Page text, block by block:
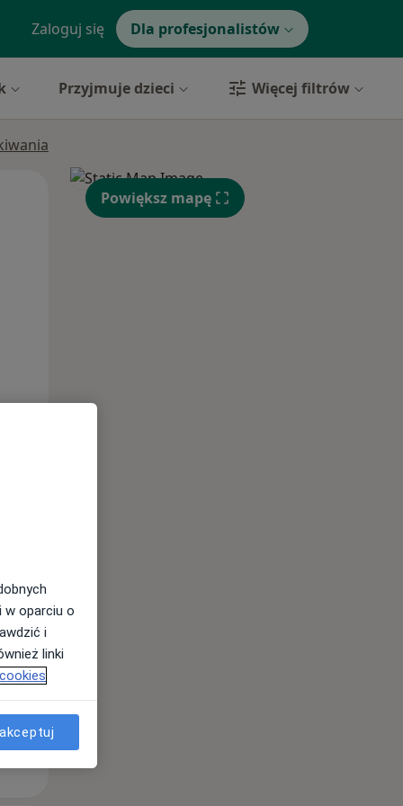
Zaloguj się Dla profesjonalistów
Przyjmuje dzieci Więcej filtrów
Śr, Czw,
Powiększ mapę
w oparciu o
i
linki